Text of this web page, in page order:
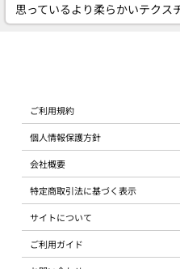
思っているより柔らかいテクス
ご利用規約
個人情報保護方針
会社概要
特定商取引法に基づく表示
サイトについて
ご利用ガイド